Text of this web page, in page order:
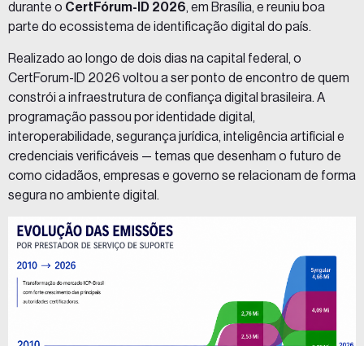
durante o CertFórum-ID 2026, em Brasília, e reuniu boa
parte do ecossistema de identificação digital do país.
Realizado ao longo de dois dias na capital federal, o
CertForum-ID 2026 voltou a ser ponto de encontro de quem
constrói a infraestrutura de confiança digital brasileira. A
programação passou por identidade digital,
interoperabilidade, segurança jurídica, inteligência artificial e
credenciais verificáveis — temas que desenham o futuro de
como cidadãos, empresas e governo se relacionam de forma
segura no ambiente digital.